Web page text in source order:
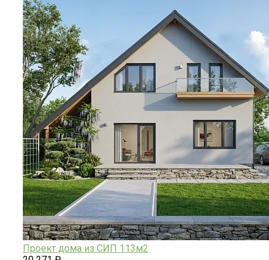
Проект дома из СИП 113м2